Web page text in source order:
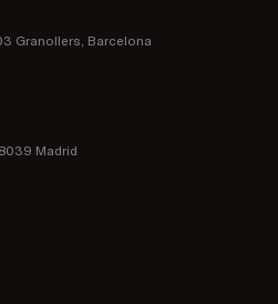
Granollers, Barcelona
Madrid